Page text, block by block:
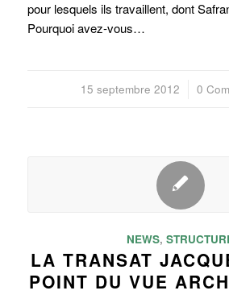
pour lesquels ils travaillent, dont
Pourquoi avez-vous…
15 septembre 2012
/ 0
NEWS,
LA TRANSAT
POINT DU VUE